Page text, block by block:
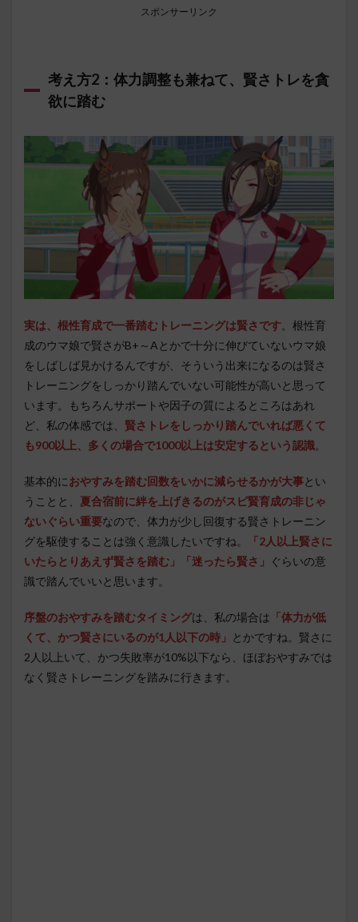
スポンサーリンク
考え方2：体力調整も兼ねて、賢さトレを貪
欲に踏む
実は、根性育成で一番踏むトレーニングは賢さです。根性育
成のウマ娘で賢さがB+～Aとかで十分に伸びていないウマ娘
をしばしば見かけるんですが、そういう出来になるのは賢さ
トレーニングをしっかり踏んでいない可能性が高いと思って
います。もちろんサポートや因子の質によるところはあれ
ど、私の体感では、 賢さトレをしっかり踏んでいれば悪くて
も900以上、多くの場合で1000以上は安定するという認識。
基本的におやすみを踏む回数をいかに減らせるかが大事とい
うことと、 夏合宿前に絆を上げきるのがスピ賢育成の非じゃ
ないぐらい重要なので、体力が少し回復する賢さトレーニン
グを駆使することは強く意識したいですね。
「2人以上賢さに
いたらとりあえず賢さを踏む」「迷ったら賢さ」
ぐらいの意
識で踏んでいいと思います。
序盤のおやすみを踏むタイミングは、私の場合は 「体力が低
くて、かつ賢さにいるのが1人以下の時」 とかですね。賢さに
2人以上いて、かつ失敗率が10%以下なら、ほぼおやすみでは
なく賢さトレーニングを踏みに行きます。